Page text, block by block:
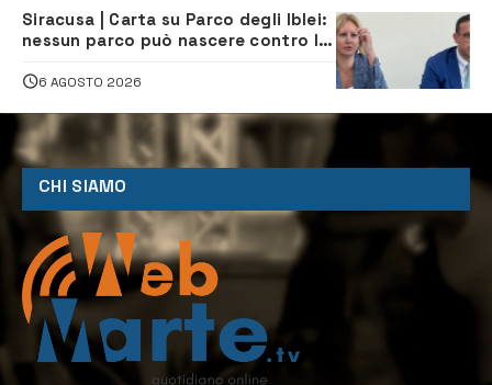
Siracusa | Carta su Parco degli Iblei:
nessun parco può nascere contro le
6 AGOSTO 2026
CHI SIAMO